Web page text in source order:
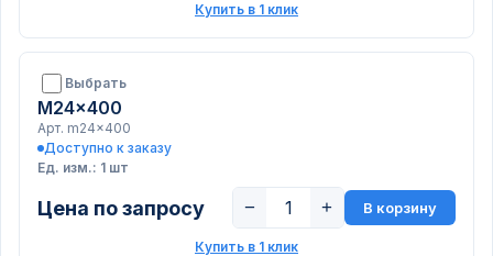
Купить в 1 клик
Выбрать
M24x400
Арт. m24x400
Доступно к заказу
Ед. изм.: 1 шт
Цена по запросу − + В корзину
Купить в 1 клик